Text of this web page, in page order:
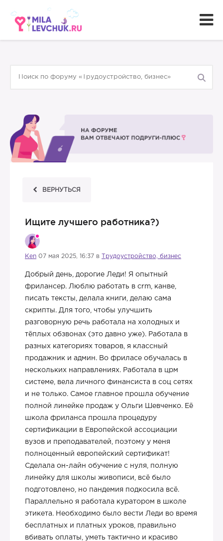
ВЕРНУТЬСЯ
Ищите лучшего работника?)
Ken 07 мая 2025, 16:37 в Трудоустройство, бизнес
Добрый день, дорогие Леди! Я опытный
фрилансер. Люблю работать в crm, канве,
писать тексты, делала книги, делаю сама
скрипты. Для того, чтобы улучшить
разговорную речь работала на холодных и
тёплых обзвонах (это давно уже). Работала в
разных категориях товаров, я классный
продажник и админ. Во фриласе обучалась в
нескольких направлениях. Работала в црм
системе, вела личного финансиста в соц сетях
и не только. Самое главное прошла обучение
полной линейке продаж у Ольги Шевченко. Её
школа фриланса прошла процедуру
сертификации в Европейской ассоциации
вузов и преподавателей, поэтому у меня
полноценный европейский сертификат!
Сделала он-лайн обучение с нуля, полную
линейку для школы живописи, всё было
подготовлено, но пандемия подкосила всё.
Параллельно я работала куратором в школе
этикета. Необходимо было вести Леди во время
бесплатных и платных уроков, правильно
вбивать оплаты, уметь тактично и красиво